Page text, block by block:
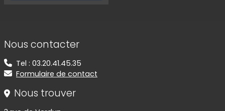
Informations de contact
Nous contacter
Tel : 03.20.41.45.35
Formulaire de contact
Nous trouver